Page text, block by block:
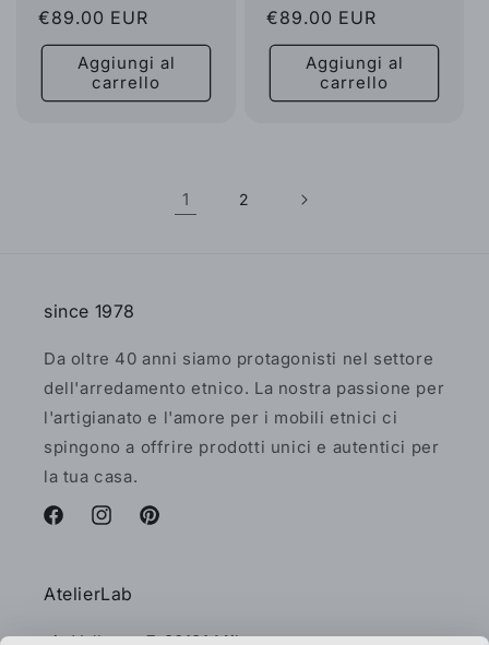
Prezzo
di
listino
€89.00 EUR
Aggiungi al
carrello
Prezzo
di
listino
€89.00 EUR
Aggiungi al
carrello
1 2
since 1978
Da oltre 40 anni siamo protagonisti nel settore
dell'arredamento etnico. La nostra passione per
l'artigianato e l'amore per i mobili etnici ci
spingono a offrire prodotti unici e autentici per
la tua casa.
FacebookInstagramPinterest
AtelierLab